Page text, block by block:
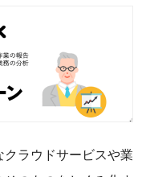
ラウドサービスや業